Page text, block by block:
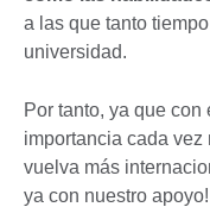
a las que tanto
universidad.
Por tanto, ya que
importancia cada
vuelva más
ya con nuestro apoyo!